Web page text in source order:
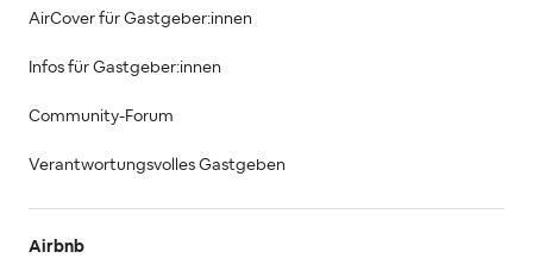
AirCover für Gastgeber:innen
Infos für Gastgeber:innen
Community-Forum
Verantwortungsvolles Gastgeben
Airbnb